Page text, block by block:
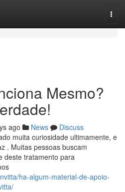
Mesmo?
ago News
Discuss
muita curiosidade ultimamente, e
. Muitas pessoas buscam
deste tratamento para
ha-algum-material-de-apoio-